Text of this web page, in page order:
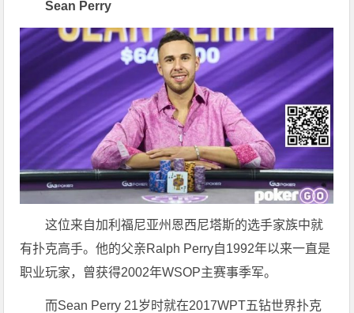
Sean Perry
这位来自加利福尼亚州恩西尼塔斯的选手家族中就
有扑克高手。他的父亲Ralph Perry自1992年以来一直是
职业玩家，曾获得2002年WSOP主赛事季军。
而Sean Perry 21岁时就在2017WPT五钻世界扑克